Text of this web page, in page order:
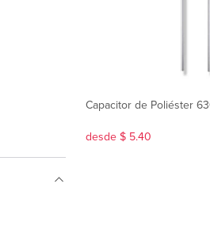
Capacitor de Poliéster
desde $ 5.40